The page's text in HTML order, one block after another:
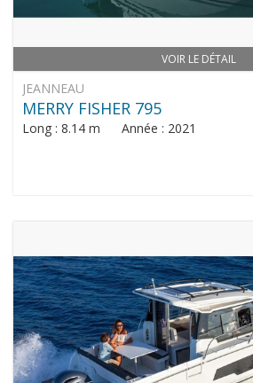
VOIR LE DÉTAIL
JEANNEAU
MERRY FISHER 795
Long : 8.14 m Année : 2021